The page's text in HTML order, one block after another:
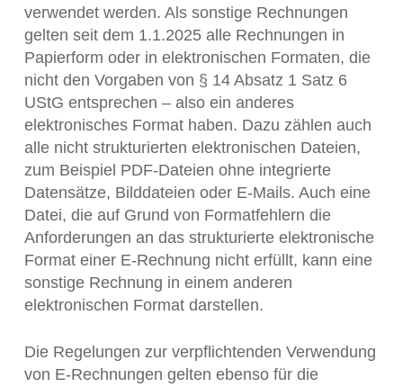
verwendet werden. Als sonstige Rechnungen
gelten seit dem 1.1.2025 alle Rechnungen in
Papierform oder in elektronischen Formaten, die
nicht den Vorgaben von § 14 Absatz 1 Satz 6
UStG entsprechen – also ein anderes
elektronisches Format haben. Dazu zählen auch
alle nicht strukturierten elektronischen Dateien,
zum Beispiel PDF-Dateien ohne integrierte
Datensätze, Bilddateien oder E-Mails. Auch eine
Datei, die auf Grund von Formatfehlern die
Anforderungen an das strukturierte elektronische
Format einer E-Rechnung nicht erfüllt, kann eine
sonstige Rechnung in einem anderen
elektronischen Format darstellen.
Die Regelungen zur verpflichtenden Verwendung
von E-Rechnungen gelten ebenso für die